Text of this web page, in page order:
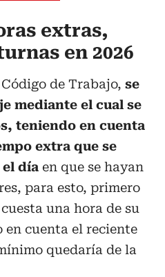
extras,
en 2026
de Trabajo, se
mediante el cual se
teniendo en cuenta
extra que se
día en que se hayan
para esto, primero
una hora de su
cuenta el reciente
quedaría de la